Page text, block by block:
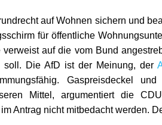
auf Wohnen sichern und
für öffentliche
auf die vom Bund
soll. Die AfD ist der Meinung, der
Gaspreisdeckel
Mittel, argumentiert die
Antrag nicht mitbedacht werden.